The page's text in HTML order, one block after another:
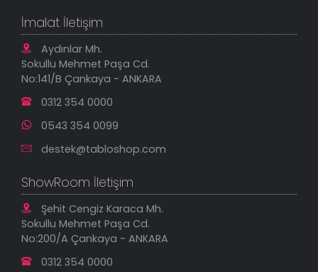
Geçerli İade Koşulları
Mesafeli Satış Sözleşmesi
Gizlilik Güvenlik Politikası
Tablonu Sen Tasarla
Tablo Saatler
Yeni Eklenenler
En Çok Satılanlar
İndirimli Tablolar
İmalat İletişim
Aydınlar Mh.
Sokullu Mehmet Paşa Cd.
No:141/B Çankaya - ANKARA
0312 354 0000
0543 354 0099
destek@tabloshop.com
ShowRoom İletişim
Şehit Cengiz Karaca Mh.
Sokullu Mehmet Paşa Cd.
No:200/A Çankaya - ANKARA
0312 354 0000